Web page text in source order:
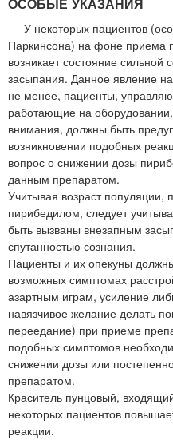
У некоторых пациентов
Паркинсона) на фоне приема
возникает состояние сильной
засыпания. Данное явление
не менее, пациенты,
работающие на
внимания, должны быть
возникновении подобных
вопрос о снижении дозы
данным препаратом.
Учитывая возраст
пирибедилом, следует
быть вызваны внезапным
спутанностью сознания.
Пациенты и их опекуны
возможных симптомах
азартным играм, усиление
навязчивое желание делать
переедание) при приеме
подобных симптомов
снижении дозы или
препаратом.
Краситель пунцовый,
некоторых пациентов
реакции.